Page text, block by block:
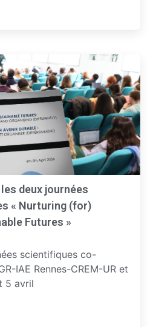
deux journées
« Nurturing (for)
Futures »
scientifiques co-
IAE Rennes-CREM-UR et
5 avril